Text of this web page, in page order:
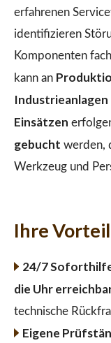
erfahrenen
identifizieren
Komponenten
kann an
Einsätzen
gebucht werden,
Werkzeug und
Ihre
24/7
die Uhr
technische
Eigene